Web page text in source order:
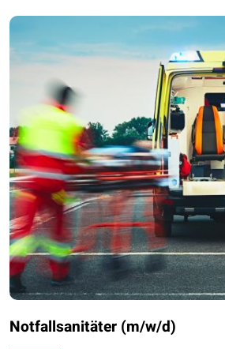
Notfallsanitäter (m/w/d)